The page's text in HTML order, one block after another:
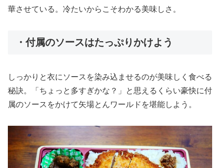
華させている。冷たいからこそわかる美味しさ。
・付属のソースはたっぷりかけよう
しっかりと衣にソースを染み込ませるのが美味しく食べる
秘訣。「ちょっと多すぎかな？」と思えるくらい豪快に付
属のソースをかけて矢場とんワールドを堪能しよう。